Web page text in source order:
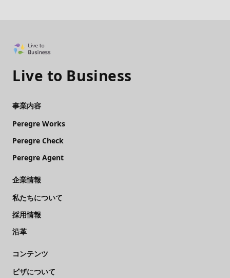
Live to Business
事業内容
Peregre Works
Peregre Check
Peregre Agent
企業情報
私たちについて
採用情報
沿革
コンテンツ
ビザについて